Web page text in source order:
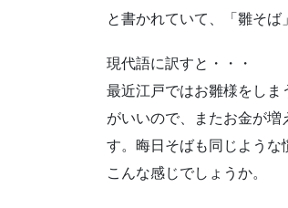
と書かれていて、「雛そば
現代語に訳すと・・・
最近江戸ではお雛様をしま
がいいので、またお金が増
す。晦日そばも同じような
こんな感じでしょうか。